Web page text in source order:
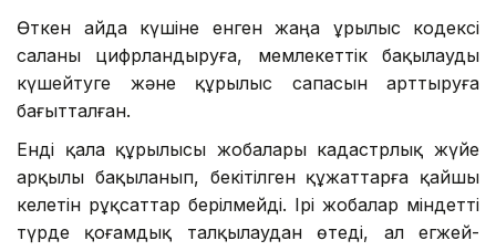
Өткен айда күшіне енген жаңа Құрылыс кодексі
саланы цифрландыруға, мемлекеттік бақылауды
күшейтуге және құрылыс сапасын арттыруға
бағытталған.
Енді қала құрылысы жобалары кадастрлық жүйе
арқылы бақыланып, бекітілген құжаттарға қайшы
келетін рұқсаттар берілмейді. Ірі жобалар міндетті
түрде қоғамдық талқылаудан өтеді, ал егжей-